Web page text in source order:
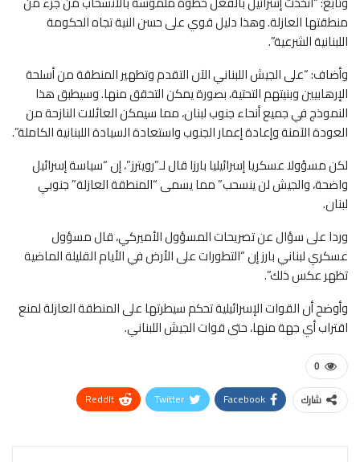
منطقتها العازلة. وهذا دليل قوي على ⁠حسن النية ‌تجاه الحكومة
اللبنانية الشرعية”.
وأضاف: “على الجيش اللبناني الآن التقدم وتطهير المنطقة ⁠من أسلحة
الإرهابيين وبنيتهم التحتية، بصورة يمكن التحقق منها. وسيطبق ⁠هذا
النموذج في جميع أنحاء جنوب لبنان، مما سيمكن العائلات النازحة من
العودة الآمنة وإعادة إعمار الجنوب ⁠واستعادة السيادة اللبنانية الكاملة”.
لكن مسؤولا عسكريا إسرائيليا بارزا قال لـ”رويترز”، إن “سياسة إسرائيل
واضحة، والجيش لن ينسحب” مما يسمى “المنطقة العازلة” جنوبي
لبنان.
وردا على سؤال عن تصريحات المسؤول الأميركي، قال مسؤول
عسكري لبناني بارز إن “التطورات على الأرض في الأيام القليلة الماضية
تظهر عكس ذلك”.
وأوضح أن القوات الإسرائيلية تحكم سيطرتها على ‌المنطقة العازلة لمنع
اقتراب أي جهة منها، حتى قوات الجيش اللبناني.
0
شارك Facebook
Twitter
ReddIt